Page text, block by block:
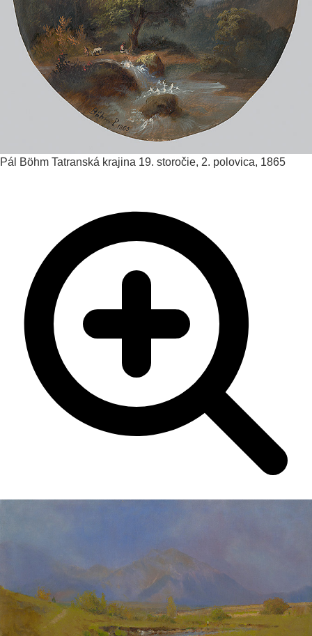
Pál Böhm Tatranská krajina 19. storočie, 2. polovica, 1865